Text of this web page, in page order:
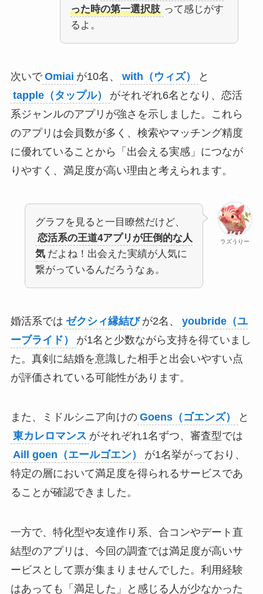
った時の第一選択肢 って感じがす
るよ。
次いで Omiai が10名、 with（ウィズ）
と
tapple（タップル）
がそれぞれ6名となり、恋活
系ジャンルのアプリが強さを示しました。これら
のアプリは会員数が多く、検索やマッチング精度
に優れていることから「出会える実感」につなが
りやすく、満足度が高い理由と考えられます。
ラズうりー
グラフを見ると一目瞭然だけど、
恋活系の王道4アプリが圧倒的な人
気 だよね！出会えた実績が人気に
繋がっているんだろうなぁ。
婚活系では ゼクシィ縁結び が2名、
youbride（ユ
ーブライド）
が1名と少数ながら支持を得ていまし
た。真剣に結婚を意識した相手と出会いやすい点
が評価されている可能性があります。
また、ミドルシニア向けの Goens（ゴエンズ）
と
東カレロマンス がそれぞれ1名ずつ、審査型では
Aill goen（エールゴエン）
が1名挙がっており、
特定の層において満足度を得られるサービスであ
ることが確認できました。
一方で、特化型や友達作り系、合コンやデート直
結型のアプリは、今回の調査では満足度が高いサ
ービスとして票が集まりませんでした。利用経験
はあっても「満足した」と感じる人が少なかった